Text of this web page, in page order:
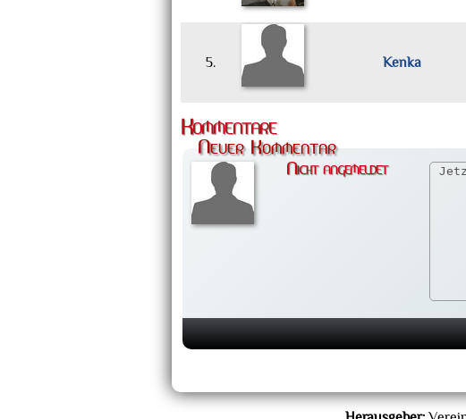
5. Kenka
Kommentare
Neuer Kommentar
Nicht angemeldet